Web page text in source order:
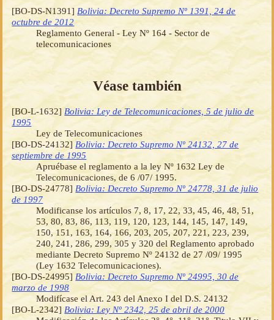
[BO-DS-N1391] Bolivia: Decreto Supremo Nº 1391, 24 de
octubre de 2012
Reglamento General - Ley Nº 164 - Sector de
telecomunicaciones
Véase también
[BO-L-1632] Bolivia: Ley de Telecomunicaciones, 5 de julio de
1995
Ley de Telecomunicaciones
[BO-DS-24132] Bolivia: Decreto Supremo Nº 24132, 27 de
septiembre de 1995
Apruébase el reglamento a la ley Nº 1632 Ley de
Telecomunicaciones, de 6 /07/ 1995.
[BO-DS-24778] Bolivia: Decreto Supremo Nº 24778, 31 de julio
de 1997
Modificanse los artículos 7, 8, 17, 22, 33, 45, 46, 48, 51,
53, 80, 83, 86, 113, 119, 120, 123, 144, 145, 147, 149,
150, 151, 163, 164, 166, 203, 205, 207, 221, 223, 239,
240, 241, 286, 299, 305 y 320 del Reglamento aprobado
mediante Decreto Supremo Nº 24132 de 27 /09/ 1995
(Ley 1632 Telecomunicaciones).
[BO-DS-24995] Bolivia: Decreto Supremo Nº 24995, 30 de
marzo de 1998
Modifícase el Art. 243 del Anexo I del D.S. 24132
[BO-L-2342] Bolivia: Ley Nº 2342, 25 de abril de 2000